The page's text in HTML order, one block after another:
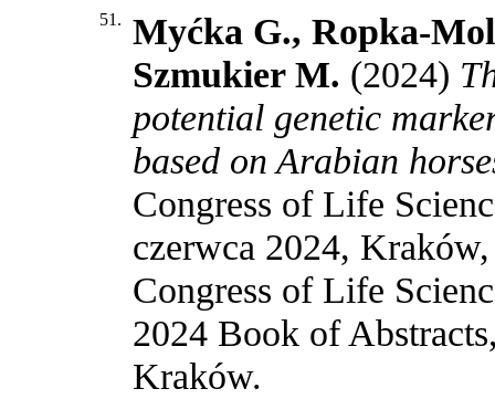
51.
Myćka G., Ropka-
Szmukier M. (2024)
potential genetic
based on Arabian
Congress of Life
czerwca 2024,
Congress of Life
2024 Book of
Kraków.